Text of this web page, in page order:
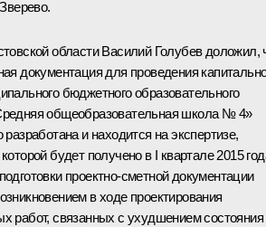
области Василий Голубев доложил,
документация для проведения
бюджетного образовательного
общеобразовательная школа № 4»
разработана и находится на экспертизе,
будет получено в I квартале 2015
проектно-сметной документации
в ходе проектирования
работ, связанных с ухудшением состояния